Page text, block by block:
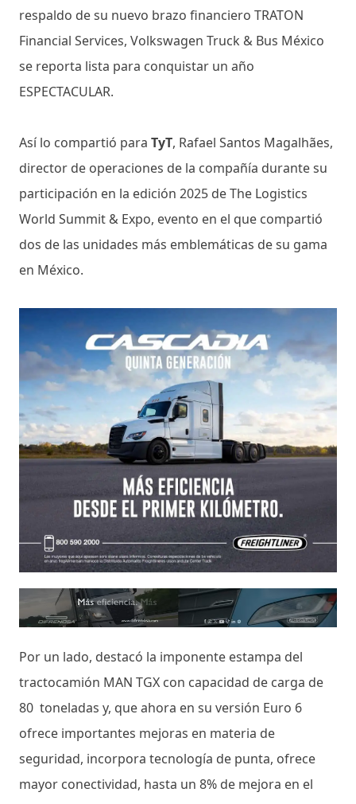
respaldo de su nuevo brazo financiero TRATON
Financial Services, Volkswagen Truck & Bus México
se reporta lista para conquistar un año
ESPECTACULAR.
Así lo compartió para TyT, Rafael Santos Magalhães,
director de operaciones de la compañía durante su
participación en la edición 2025 de The Logistics
World Summit & Expo, evento en el que compartió
dos de las unidades más emblemáticas de su gama
en México.
Por un lado, destacó la imponente estampa del
tractocamión MAN TGX con capacidad de carga de
80 toneladas y, que ahora en su versión Euro 6
ofrece importantes mejoras en materia de
seguridad, incorpora tecnología de punta, ofrece
mayor conectividad, hasta un 8% de mejora en el